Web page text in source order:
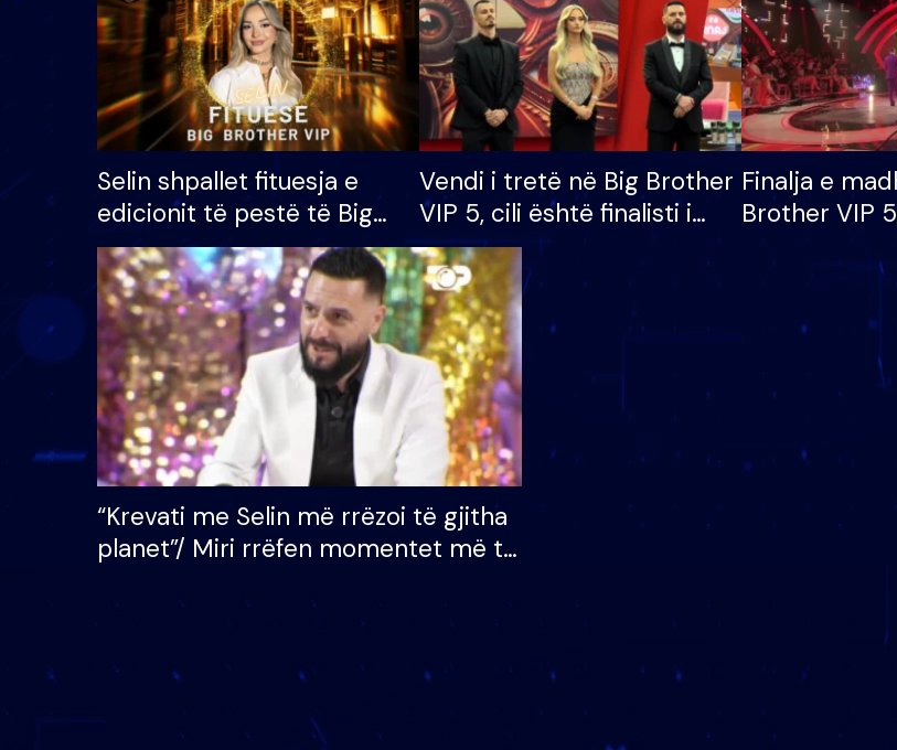
Selin shpallet fituesja e
edicionit të pestë të Big
Brother VIP, rrëmben
çmimin e madh prej 100
mijë eurosh
Vendi i tretë në Big Brother
VIP 5, cili është finalisti i
radhës që lë shtëpinë
Finalja e
Brother VIP
banori i
dhe humb
të fituar
“Krevati me Selin më rrëzoi të gjitha
planet”/ Miri rrëfen momentet më të
mungojë zilja e mëngjesit kur…